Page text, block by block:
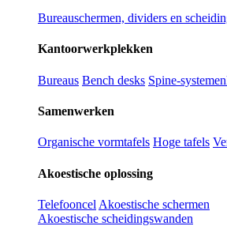
Bureauschermen, dividers en
Kantoorwerkplekken
Bureaus Bench desks Spine-systemen
Samenwerken
Organische vormtafels Hoge tafels
Akoestische oplossing
Telefooncel Akoestische schermen
Akoestische scheidingswanden